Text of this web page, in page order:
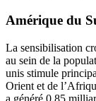
Amérique du
La sensibilisation
au sein de la
unis stimule
Orient et de
a généré 0,85